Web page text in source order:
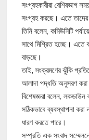
সংগ্রহকারীরা বেশিরভাগ
সংগ্রহ করছে। এতে
তিনি বলেন, কমিউনিটি
সাথে মিশ্রিত হচ্ছে। এতে
বাড়ছে।
তাই, সংক্রমণের ঝুঁকি
আলাদা পদ্ধতি অনুসরণ
বিশেষজ্ঞরা বলেন,
সঠিকভাবে ব্যবস্থাপনা
ধারণ করতে পারে।
সম্প্রতি এক সংবাদ